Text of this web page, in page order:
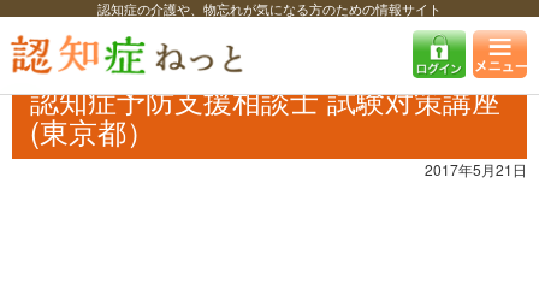
認知症の介護や、物忘れが気になる方のための情報サイト
認知症ねっと 認知症最新ニュース 自治体・企業
認知症予防支援相談
士 試験対策講座(東京都）
認知症予防支援相談士 試験対策講座
(東京都）
2017年5月21日